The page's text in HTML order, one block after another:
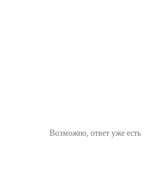
Возможно, ответ уже есть